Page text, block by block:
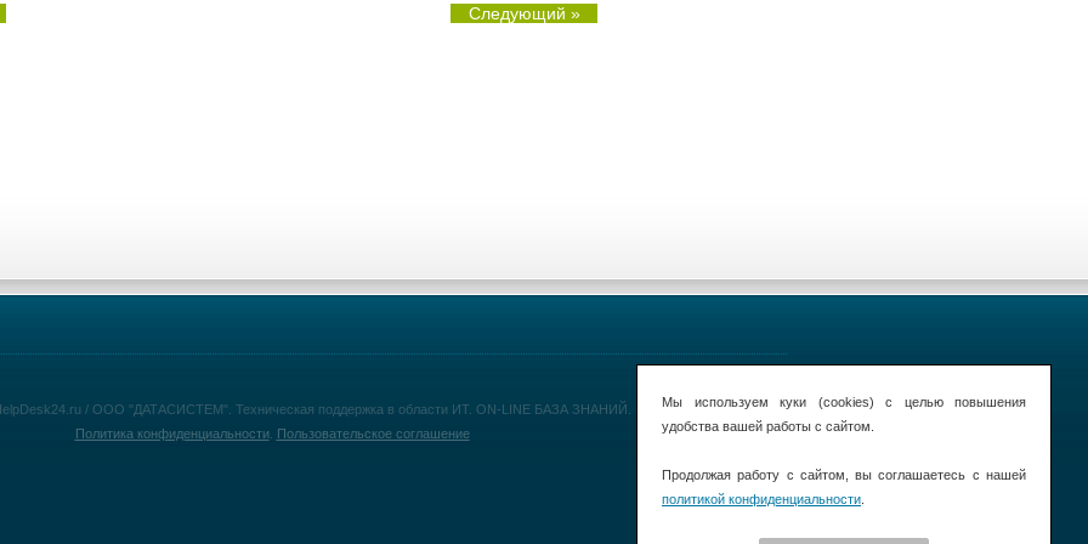
Следующий »
/ ООО "ДАТАСИСТЕМ". Техническая поддержка в области ИТ. ON-LINE БАЗА ЗНАНИЙ.
Политика конфиденциальности. Пользовательское соглашение
Мы используем куки (cookies) с целью повышения
удобства вашей работы с сайтом.
Продолжая работу с сайтом, вы соглашаетесь с нашей
политикой конфиденциальности